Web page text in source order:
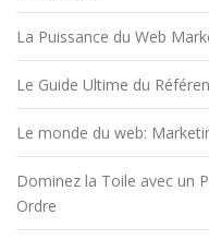
La Puissance du Web
Le Guide Ultime du
Le monde du web:
Dominez la Toile avec un
Ordre